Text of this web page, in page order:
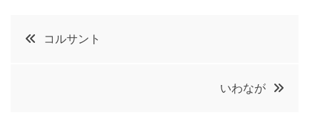
t
投
コルサント
いわなが